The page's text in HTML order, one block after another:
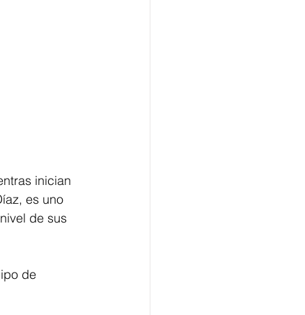
inician
es uno
de sus
de